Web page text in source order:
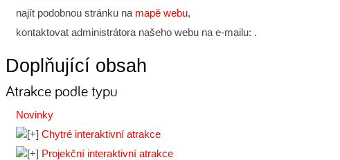
najít podobnou stránku na mapě webu,
kontaktovat administrátora našeho webu na e-mailu: .
Doplňující obsah
Atrakce podle typu
Novinky
Chytré interaktivní atrakce
Projekční interaktivní atrakce